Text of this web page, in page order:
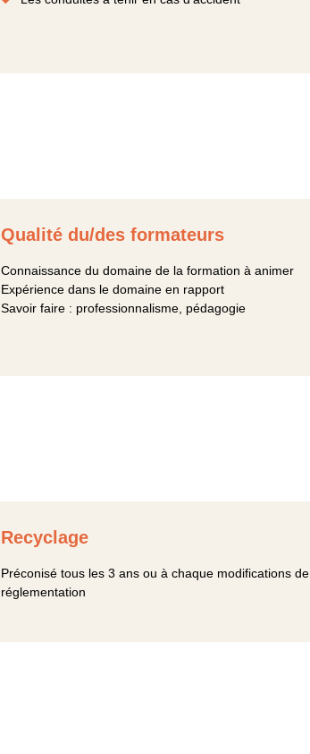
Qualité du/des formateurs
Connaissance du domaine de la formation à animer
Expérience dans le domaine en rapport
Savoir faire : professionnalisme, pédagogie
Recyclage
Préconisé tous les 3 ans ou à chaque modifications
réglementation